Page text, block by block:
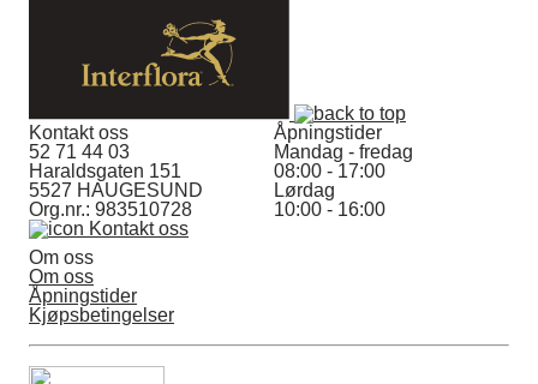
Kontakt oss
52 71 44 03
Haraldsgaten 151
5527 HAUGESUND
Org.nr.: 983510728
Kontakt oss
Åpningstider
Mandag - fredag
08:00 - 17:00
Lørdag
10:00 - 16:00
Om oss
Om oss
Åpningstider
Kjøpsbetingelser